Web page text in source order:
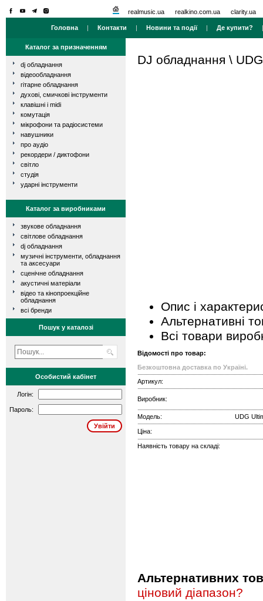
realmusic.ua realkino.com.ua clarity.ua
Головна | Контакти | Новини та події| Де купити?
Каталог за призначенням
dj обладнання
відеообладнання
гітарне обладнання
духові, смичкові інструменти
клавішні і midi
комутація
мікрофони та радіосистеми
навушники
про аудіо
рекордери / диктофони
світло
студія
ударні інструменти
Каталог за виробниками
звукове обладнання
світлове обладнання
dj обладнання
музичні інструменти, обладнання
та аксесуари
сценічне обладнання
акустичні матеріали
відео та кінопроекційне
обладнання
всі бренди
Пошук у каталозі
Особистий кабінет
Логін:
Пароль:
DJ обладнання \ UDG
Опис і
Альтернативні
Всі товари
Відомості про товар:
Безкоштовна доставка по Україні.
Артикул:
Виробник:
Модель: UDG
Ціна:
Наявність товару на складі:
Альтернативних
ціновий діапазон?